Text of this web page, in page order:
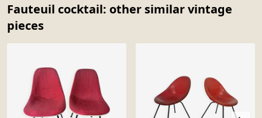
Fauteuil cocktail: other similar vintage
pieces